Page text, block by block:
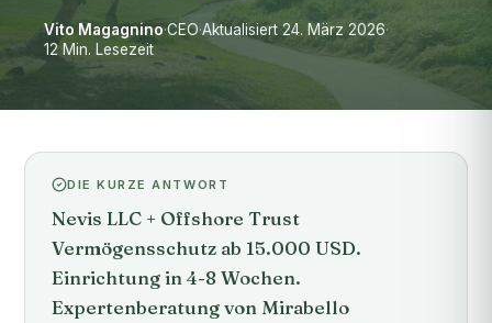
Vito Magagnino·CEO·Aktualisiert 24. März 2026·
12 Min. Lesezeit
DIE KURZE ANTWORT
Nevis LLC + Offshore Trust
Vermögensschutz ab 15.000 USD.
Einrichtung in 4-8 Wochen.
Expertenberatung von Mirabello